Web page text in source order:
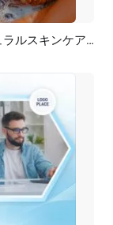
ブラウンとベージュのミニマリストナチュラルスキンケア製品ブランドの歴史紹介プレゼンテーション